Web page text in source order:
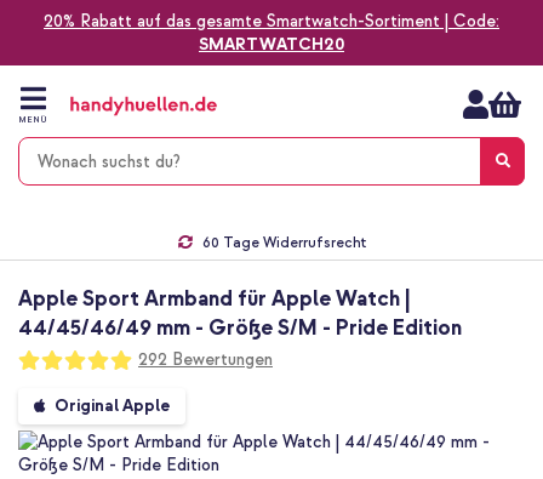
20% Rabatt auf das gesamte Smartwatch-Sortiment | Code:
SMARTWATCH20
Zum
Inhalt
springen
MENÜ
60 Tage Widerrufsrecht
Apple Sport Armband für Apple Watch |
44/45/46/49 mm - Größe S/M - Pride Edition
Bewertung:
99
100
292 Bewertungen
Zum
Ende
der
Bildgalerie
Original Apple